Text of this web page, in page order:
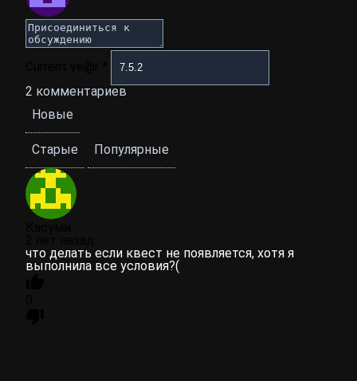
2 комментариев
Новые
Старые Популярные
что делать если квест не появляется, хотя я
выполнила все условия?(